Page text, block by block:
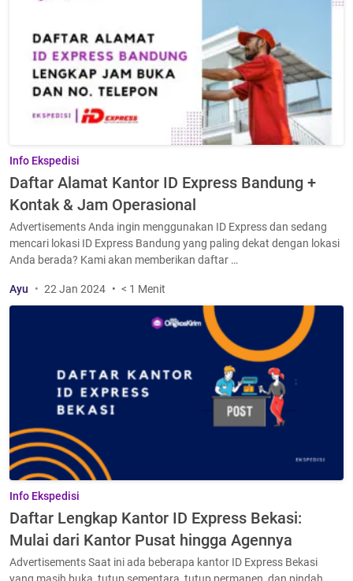
Info Ekspedisi
Daftar Alamat Kantor ID Express Bandung +
Kontak & Jam Operasional
Advertisements Anda ingin menggunakan ID Express dan sedang
mencari lokasi ID Express Bandung yang paling dekat dengan lokasi
Anda berada? Kami akan memberikan daftar …
Ayu 22 Jan 2024 < 1 Menit
Info Ekspedisi
Daftar Lengkap Kantor ID Express Bekasi:
Mulai dari Kantor Pusat hingga Agennya
Advertisements Saat ini ada beberapa kantor ID Express Bekasi
yang masih buka, tutup sementara, tutup permanen, dan pindah